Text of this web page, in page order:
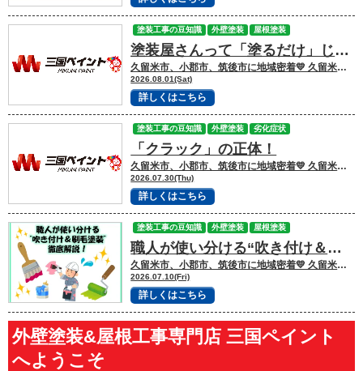
塗装屋さんって「塗るだけ」じゃない！一体どうなってるの？
久留米市、小郡市、筑後市に地域密着💛 久留米市諏訪野町で外壁塗装・屋根塗装をして
2026.08.01(Sat)
詳しくはこちら
塗装工事の豆知識 外壁塗装 屋根塗装
「クラック」の正体！
久留米市、小郡市、筑後市に地域密着💛 久留米市諏訪野町で外壁塗装・屋根塗装をして
2026.07.30(Thu)
詳しくはこちら
塗装工事の豆知識 外壁塗装 劣化症状
職人が使い分ける“吹き付け＆刷毛塗装”
久留米市、小郡市、筑後市に地域密着💛 久留米市諏訪野町で外壁塗装・屋根塗装をして
2026.07.10(Fri)
詳しくはこちら
塗装工事の豆知識 外壁塗装 屋根塗装
外壁塗装&屋根工事専門店 三国ペイント
へようこそ